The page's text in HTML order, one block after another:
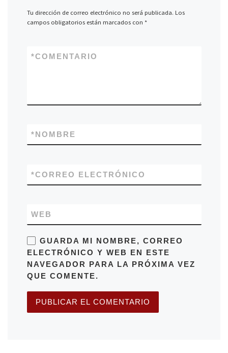
Tu dirección de correo electrónico no será publicada. Los
campos obligatorios están marcados con *
COMENTARIO
*
NOMBRE
*
CORREO ELECTRÓNICO
*
WEB
GUARDA MI NOMBRE, CORREO
ELECTRÓNICO Y WEB EN ESTE
NAVEGADOR PARA LA PRÓXIMA VEZ
QUE COMENTE.